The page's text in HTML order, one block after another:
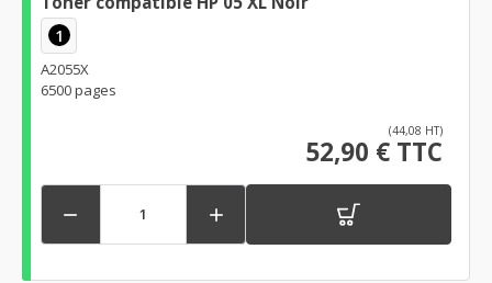
1
A2055X
6500 pages
(44,08 HT)
52,90 € TTC
 